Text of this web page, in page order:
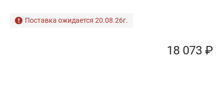
Поставка ожидается 20.08.26г.
18 073 ₽